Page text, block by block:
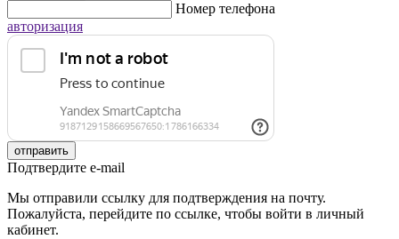
Номер телефона
авторизация
отправить
Подтвердите e-mail
Мы отправили ссылку для подтверждения на почту.
Пожалуйста, перейдите по ссылке, чтобы войти в личный
кабинет.